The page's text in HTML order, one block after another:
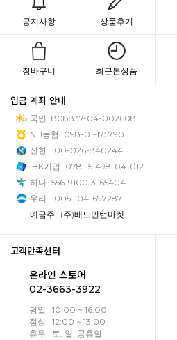
공지사항 상품후기
장바구니 최근본상품
입금 계좌 안내
국민 808837-04-002608
NH농협
098-01-175790
신한 100-026-840244
IBK기업
078-151498-04-012
하나 556-910013-65404
우리 1005-104-697287
예금주 : (주)배드민턴마켓
고객만족센터
온라인 스토어
02-3663-3922
평일 : 10:00 ~ 16:00
점심 : 12:00 ~ 13:00
휴무 : 토, 일, 공휴일